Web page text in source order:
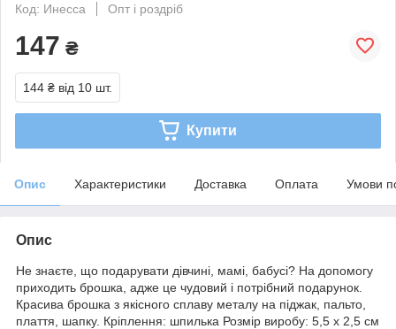
Код: Инесса
Опт і роздріб
147 ₴
144 ₴ від 10 шт.
Купити
Опис Характеристики Доставка Оплата Умови
Опис
Не знаєте, що подарувати дівчині, мамі, бабусі? На допомогу
приходить брошка, адже це чудовий і потрібний подарунок.
Красива брошка з якісного сплаву металу на піджак, пальто,
плаття, шапку. Кріплення: шпилька Розмір виробу: 5,5 х 2,5 см